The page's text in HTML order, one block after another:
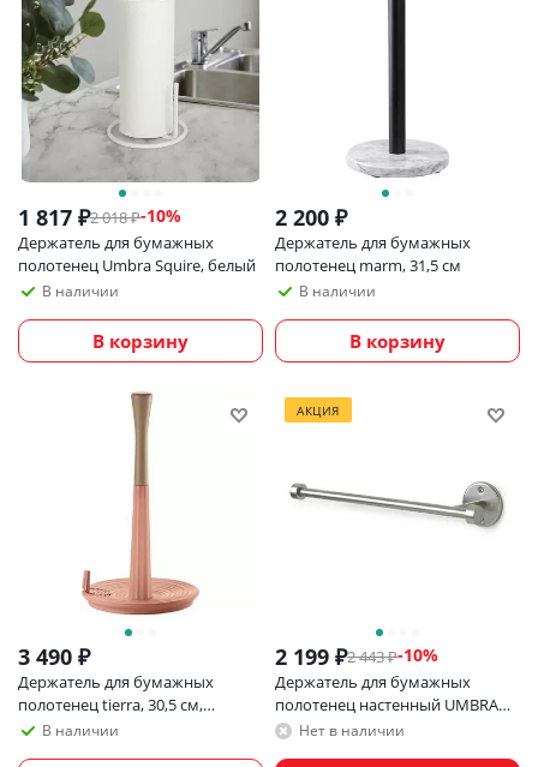
1 817 ₽2 018₽-10%
Держатель для бумажных
полотенец Umbra Squire, белый
В наличии
В корзину
2 200 ₽
Держатель для бумажных
полотенец marm, 31,5 см
В наличии
В корзину
3 490 ₽
Держатель для бумажных
полотенец tierra, 30,5 см,
терракотовый
В наличии
АКЦИЯ
2 199 ₽2 443₽-10%
Держатель для бумажных
полотенец настенный UMBRA
cappa никель
Нет в наличии